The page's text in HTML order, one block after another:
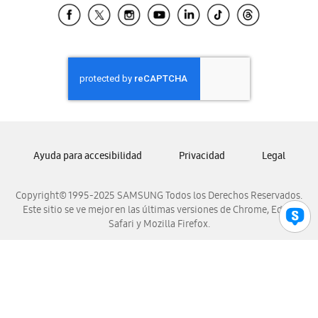
Samsung El Salvador
Samsung Honduras
Samsung Nicaragua
Samsung Panamá
Samsung Venezuela
Copyright© 1995-2025 SAMSUNG Todos los Derechos Reservados.
Este sitio se ve mejor en las últimas versiones de Chrome, Edge,
Safari y Mozilla Firefox.
Ayuda para accesibilidad Privacidad Legal